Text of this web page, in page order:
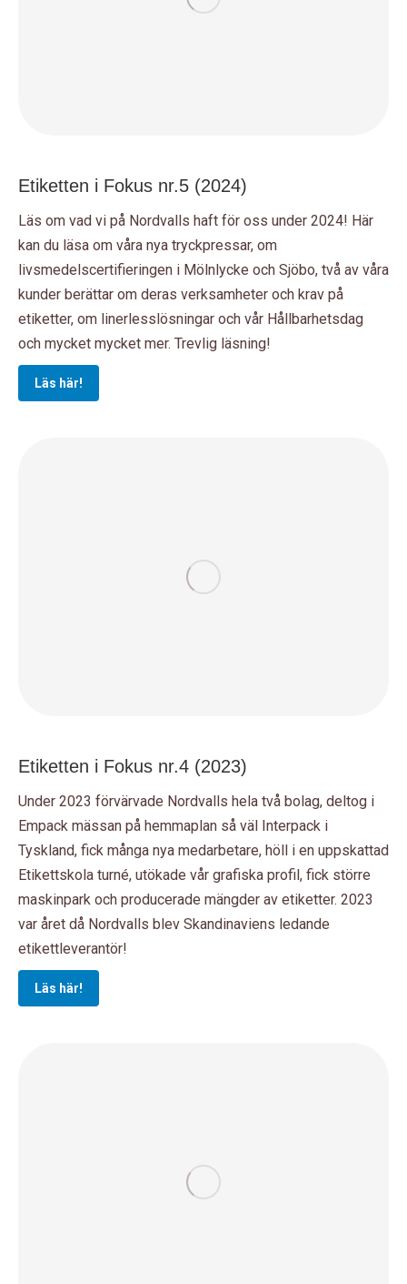
Etiketten i Fokus nr.5 (2024)
Läs om vad vi på Nordvalls haft för oss under 2024! Här
kan du läsa om våra nya tryckpressar, om
livsmedelscertifieringen i Mölnlycke och Sjöbo, två av våra
kunder berättar om deras verksamheter och krav på
etiketter, om linerlesslösningar och vår Hållbarhetsdag
och mycket mycket mer. Trevlig läsning!
Läs här!
Etiketten i Fokus nr.4 (2023)
Under 2023 förvärvade Nordvalls hela två bolag, deltog i
Empack mässan på hemmaplan så väl Interpack i
Tyskland, fick många nya medarbetare, höll i en uppskattad
Etikettskola turné, utökade vår grafiska profil, fick större
maskinpark och producerade mängder av etiketter. 2023
var året då Nordvalls blev Skandinaviens ledande
etikettleverantör!
Läs här!